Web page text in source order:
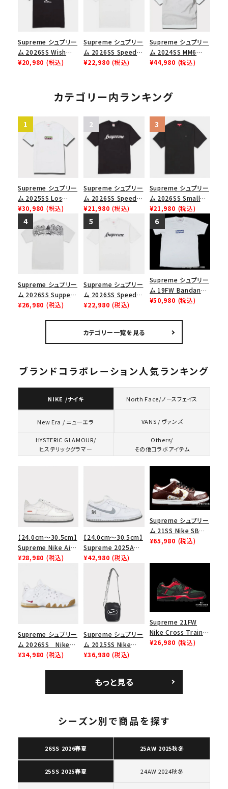
キーワードから探す
Supreme シュプリー
ム 2026SS Wish
Tee ウィッシュTシ
¥20,980 (税込)
Supreme シュプリー
ム 2026SS Speed
Tee スピードTシャツ
¥22,980 (税込)
Supreme シュプリー
ム 2024SS MM6
Maison Margiela
クスロゴTシャツ ホ
ワイト 白
¥44,980 (税込)
カテゴリー内ランキング
Supreme シュプリー
ム 2025SS Los
Angeles Fire Relief
Box Logo Tee ファ
イヤーリリーフボック
スロゴTシャツ ホワ
¥30,980 (税込)
Supreme シュプリー
ム 2026SS Speed
Tee スピードTシャツ
ブラック
¥21,980 (税込)
Supreme シュプリー
ム 2026SS Small
Box Tee スモールボ
ックスTシャツ ブラッ
ク
¥21,980 (税込)
Supreme シュプリー
ム 2026SS Supper
Tee サパーTシャツ
¥26,980 (税込)
Supreme シュプリー
ム 2026SS Speed
Tee スピードTシャツ
¥22,980 (税込)
Supreme シュプリー
ム 19FW Bandana
Box Logo Tee バン
ャツ ホワイト
¥50,980 (税込)
カテゴリー一覧を見る
ブランドコラボレーション人気ランキング
NIKE /ナイキ North Face/ノースフェイス
New Era / ニューエラ VANS / ヴァンズ
HYSTERIC GLAMOUR/
ヒステリックグラマー
Others/
その他コラボアイテム
【24.0cm～30.5cm】
Supreme Nike Air
Force 1 Low シュプ
ューズ ホワイト
¥28,980 (税込)
【24.0cm～30.5cm】
Supreme 2025AW
Nike SB Dunk Low
ナイキ SB ダンク ロ
ー スニーカー ホワイ
¥42,980 (税込)
Supreme シュプリー
ム 21SS Nike SB
Dunk Low ナイキSB
ー ブラウン
¥65,980 (税込)
Supreme シュプリー
ム 2026SS Nike
SB Air Max 2 CB 94
¥34,980 (税込)
Supreme シュプリー
ム 2025SS Nike
Leather Shoulder
ク 黒
¥36,980 (税込)
Supreme 21FW
Nike Cross Trainer
Low ナイキクロスト
¥26,980 (税込)
もっと見る
シーズン別で商品を探す
26SS 2026春夏 25AW 2025秋冬
25SS 2025春夏 24AW 2024秋冬